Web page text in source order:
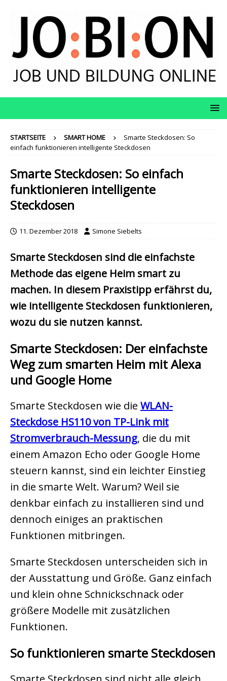
STARTSEITE SMART HOME
Smarte Steckdosen: So
einfach funktionieren intelligente Steckdosen
Smarte Steckdosen: So einfach
funktionieren intelligente
Steckdosen
11. Dezember 2018 Simone Siebelts
Smarte Steckdosen sind die einfachste
Methode das eigene Heim smart zu
machen. In diesem Praxistipp erfährst du,
wie intelligente Steckdosen funktionieren,
wozu du sie nutzen kannst.
Smarte Steckdosen: Der einfachste
Weg zum smarten Heim mit Alexa
und Google Home
Smarte Steckdosen wie die WLAN-
Steckdose HS110 von TP-Link mit
Stromverbrauch-Messung, die du mit
einem Amazon Echo oder Google Home
steuern kannst, sind ein leichter Einstieg
in die smarte Welt. Warum? Weil sie
denkbar einfach zu installieren sind und
dennoch einiges an praktischen
Funktionen mitbringen.
Smarte Steckdosen unterscheiden sich in
der Ausstattung und Größe. Ganz einfach
und klein ohne Schnickschnack oder
größere Modelle mit zusätzlichen
Funktionen.
So funktionieren smarte Steckdosen